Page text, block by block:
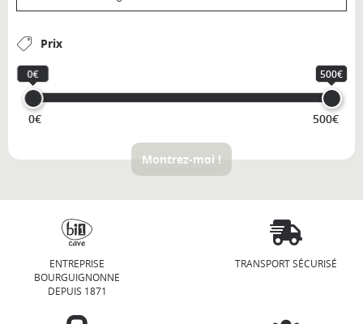
Prix
0€ 500€
0€ 500€
Montrez-moi !
ENTREPRISE
BOURGUIGNONNE
DEPUIS 1871
TRANSPORT SÉCURISÉ